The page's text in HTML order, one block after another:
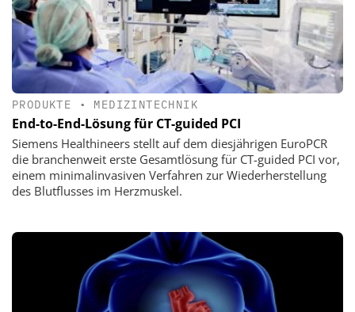
PRODUKTE • MEDIZINTECHNIK
End-to-End-Lösung für CT-guided PCI
Siemens Healthineers stellt auf dem diesjährigen EuroPCR
die branchenweit erste Gesamtlösung für CT-guided PCI vor,
einem minimalinvasiven Verfahren zur Wiederherstellung
des Blutflusses im Herzmuskel.